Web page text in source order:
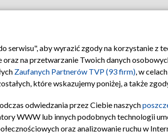
serwisu", aby wyrazić zgody na korzystanie z
na przetwarzanie Twoich danych
Zaufanych Partnerów TVP (93 firm), w
które wskazujemy poniżej, a także
odwiedzania przez Ciebie naszych
WWW lub innych podobnych technologii
oraz analizowanie ruchu w